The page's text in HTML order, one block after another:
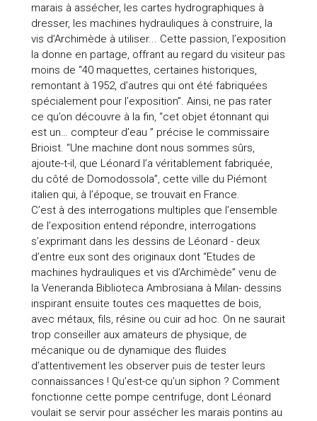
marais à assécher, les cartes hydrographiques à
dresser, les machines hydrauliques à construire, la
vis d’Archimède à utiliser... Cette passion, l’exposition
la donne en partage, offrant au regard du visiteur pas
moins de “40 maquettes, certaines historiques,
remontant à 1952, d’autres qui ont été fabriquées
spécialement pour l’exposition”. Ainsi, ne pas rater
ce qu’on découvre à la fin, “cet objet étonnant qui
est un… compteur d’eau ” précise le commissaire
Brioist. “Une machine dont nous sommes sûrs,
ajoute-t-il, que Léonard l’a véritablement fabriquée,
du côté de Domodossola”, cette ville du Piémont
italien qui, à l’époque, se trouvait en France.
C’est à des interrogations multiples que l’ensemble
de l’exposition entend répondre, interrogations
s’exprimant dans les dessins de Léonard - deux
d’entre eux sont des originaux dont “Etudes de
machines hydrauliques et vis d’Archimède” venu de
la Veneranda Biblioteca Ambrosiana à Milan- dessins
inspirant ensuite toutes ces maquettes de bois,
avec métaux, fils, résine ou cuir ad hoc. On ne saurait
trop conseiller aux amateurs de physique, de
mécanique ou de dynamique des fluides
d’attentivement les observer puis de tester leurs
connaissances ! Qu’est-ce qu’un siphon ? Comment
fonctionne cette pompe centrifuge, dont Léonard
voulait se servir pour assécher les marais pontins au